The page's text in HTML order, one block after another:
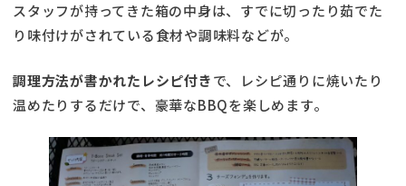
スタッフが持ってきた箱の中身は、すでに切ったり茹でた
り味付けがされている食材や調味料などが。
調理方法が書かれたレシピ付きで、レシピ通りに焼いたり
温めたりするだけで、豪華なBBQを楽しめます。